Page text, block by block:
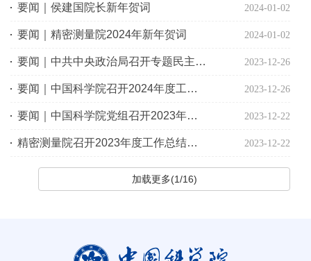
要闻｜侯建国院长新年贺词 2024-01-02
要闻｜精密测量院2024年新年贺词 2024-01-02
要闻｜中共中央政治局召开专题民主生活会 习近平主持会议并发表重要讲话 2023-12-26
要闻｜中国科学院召开2024年度工作会议 2023-12-26
要闻｜中国科学院党组召开2023年冬季扩大会议 2023-12-22
精密测量院召开2023年度工作总结大会 2023-12-22
加载更多(1/16)